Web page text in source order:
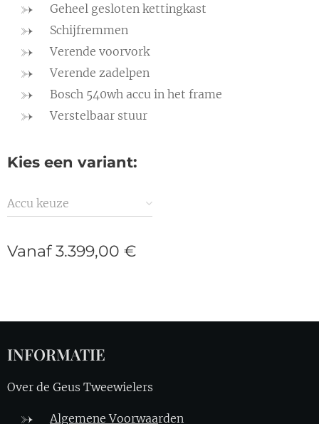
Geheel gesloten kettingkast
Schijfremmen
Verende voorvork
Verende zadelpen
Bosch 540wh accu in het frame
Verstelbaar stuur
Kies een variant:
Accu keuze
Vanaf3.399,00 €
INFORMATIE
Over de Geus Tweewielers
Algemene Voorwaarden